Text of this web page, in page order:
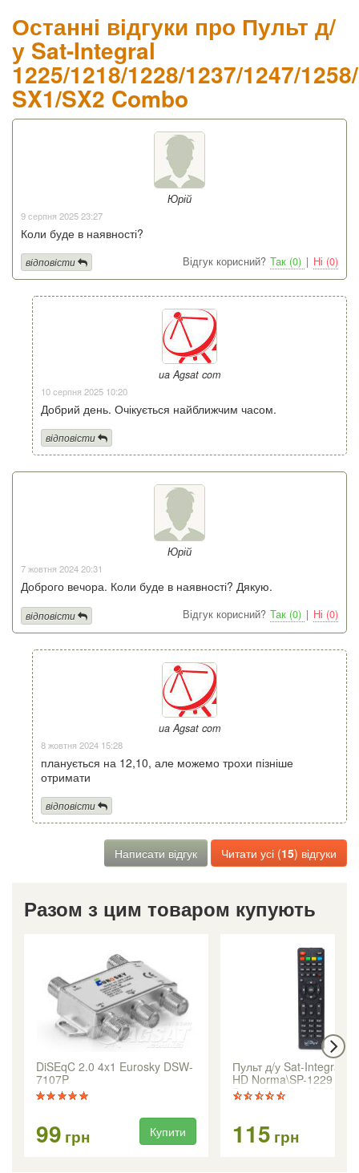
Останні відгуки про Пульт д/
у Sat-Integral
1225/1218/1228/1237/1247/
SX1/SX2 Combo
Юрій
9 серпня 2025 23:27
Коли буде в наявності?
Відгук корисний? Так (0) | Ні (0)
відповісти
ua Agsat com
10 серпня 2025 10:20
Добрий день. Очікується найближчим часом.
відповісти
Юрій
7 жовтня 2024 20:31
Доброго вечора. Коли буде в наявності? Дякую.
Відгук корисний? Так (0) | Ні (0)
відповісти
ua Agsat com
8 жовтня 2024 15:28
планується на 12,10, але можемо трохи пізніше
отримати
відповісти
Написати відгук Читати усі (15) відгуки
Разом з цим товаром купують
DiSEqC 2.0 4x1 Eurosky DSW-
7107P
99 грн Купити
Пульт д/у Sat-Integral
HD Norma\SP-1229 HD
Pyxis/Openfox X8/X8
115 грн